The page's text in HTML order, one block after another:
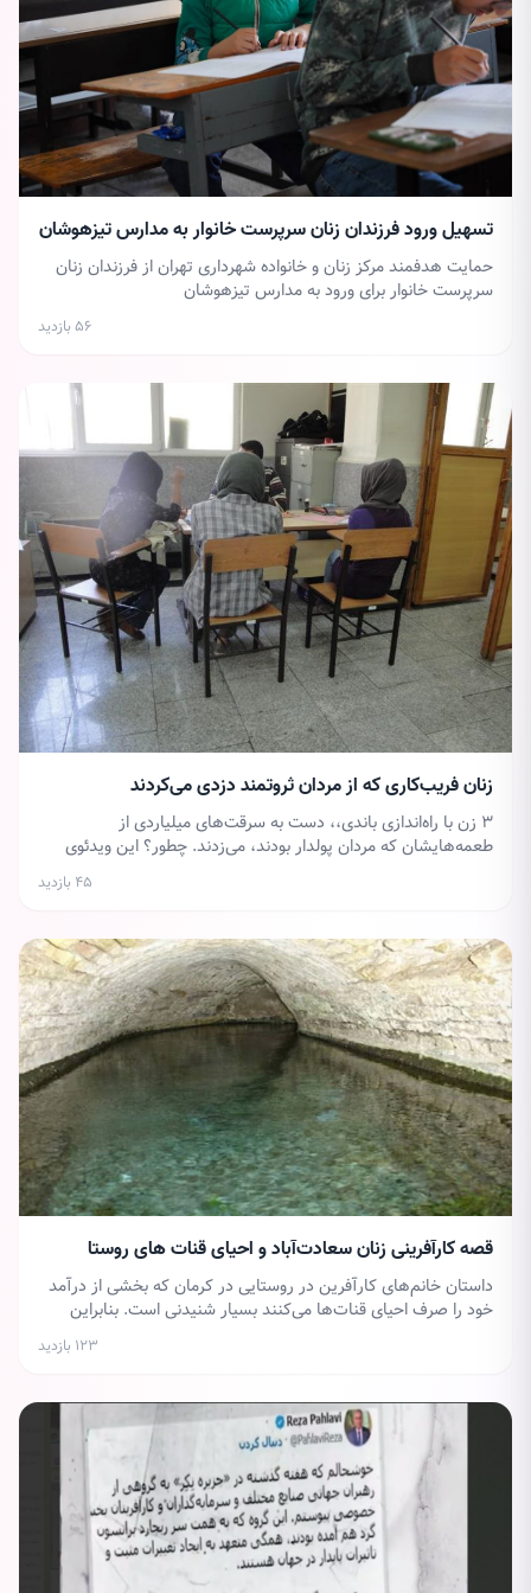
تسهیل ورود فرزندان زنان سرپرست خانوار به مدارس تیزهوشان
حمایت هدفمند مرکز زنان و خانواده شهرداری تهران از فرزندان زنان
سرپرست خانوار برای ورود به مدارس تیزهوشان
۵۶ بازدید
زنان فریب‌کاری که از مردان ثروتمند دزدی می‌کردند
۳ زن با راه‌اندازی باندی،، دست به سرقت‌های میلیاردی از
طعمه‌هایشان که مردان پولدار بودند، می‌زدند. چطور؟ این ویدئوی
۴۵ بازدید
قصه کارآفرینی زنان سعادت‌آباد و احیای قنات های روستا
داستان خانم‌های کارآفرین در روستایی در کرمان که بخشی از درآمد
خود را صرف احیای قنات‌ها می‌کنند بسیار شنیدنی است. بنابراین
ویدئوی برنامه پارک‌وی همشهری در این رابطه را از دست ندهید.
۱۲۳ بازدید